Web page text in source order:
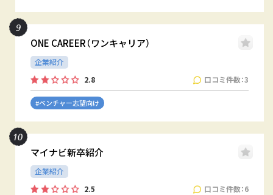
ONE CAREER（ワンキャリア）
企業紹介
2.8
口コミ件数：3
#ベンチャー志望向け
マイナビ新卒紹介
企業紹介
2.5
口コミ件数：6